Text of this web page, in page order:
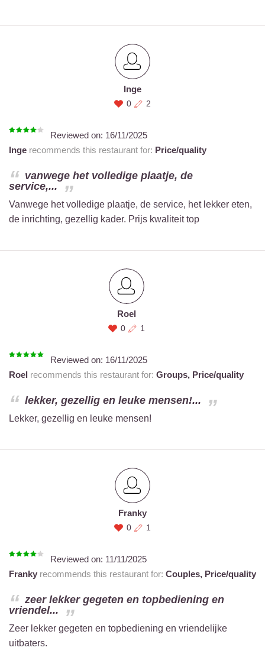
Inge
0 2
Reviewed on: 16/11/2025
Inge recommends this restaurant for: Price/quality
vanwege het volledige plaatje, de
service,...
Vanwege het volledige plaatje, de service, het lekker eten,
de inrichting, gezellig kader. Prijs kwaliteit top
Roel
0 1
Reviewed on: 16/11/2025
Roel recommends this restaurant for: Groups, Price/quality
lekker, gezellig en leuke mensen!...
Lekker, gezellig en leuke mensen!
Franky
0 1
Reviewed on: 11/11/2025
Franky recommends this restaurant for: Couples, Price/quality
zeer lekker gegeten en topbediening en
vriendel...
Zeer lekker gegeten en topbediening en vriendelijke
uitbaters.